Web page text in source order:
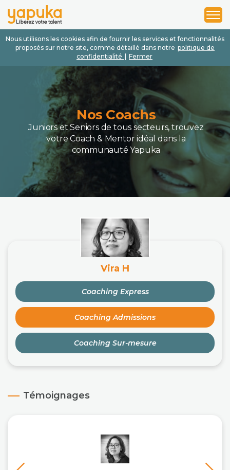
Nous utilisons les cookies afin de fournir les services et fonctionnalités
proposés sur notre site, comme détaillé dans notre politique de
confidentialité
Fermer
1
2
3
Nos Coachs
Juniors et Seniors de tous secteurs, trouvez
votre Coach & Mentor idéal dans la
communauté Yapuka
Vira H
Coaching Express
Coaching Admissions
Coaching Sur-mesure
Témoignages